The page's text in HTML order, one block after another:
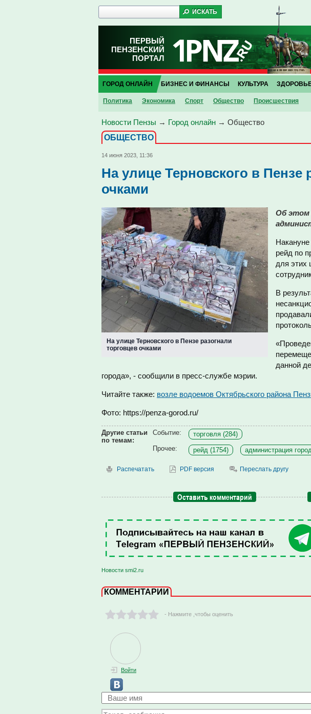
ПЕРВЫЙ
ПЕНЗЕНСКИЙ
ПОРТАЛ
ГОРОД ОНЛАЙН
Политика Экономика Спорт Общество Проиcшествия
БИЗНЕС И ФИНАНСЫ КУЛЬТУРА
Новости Пензы → Город онлайн → Общество
ОБЩЕСТВО
14 июня 2023, 11:36
На улице Терновского в Пензе
очками
На улице Терновского в Пензе разогнали
торговцев очками
Об этом
рейд по
для этих
В
данной
города», - сообщили в пресс-службе мэрии.
Читайте также: возле водоемов Октябрьского района
Фото: https://penza-gorod.ru/
Другие статьи
по темам:
Событие:
торговля (284)
Прочее:
рейд (1754) администрация
Распечатать PDF версия Переслать другу
Оставить комментарий
Новости smi2.ru
КОММЕНТАРИИ
- Нажмите ,чтобы оценить
Войти